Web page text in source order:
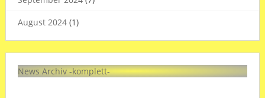
August 2024(1)
News Archiv -komplett-